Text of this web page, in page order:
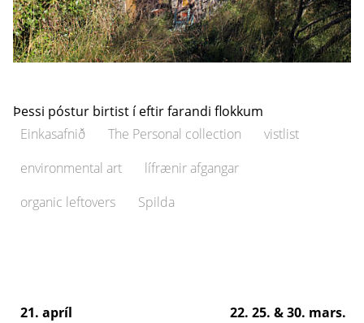
Þessi póstur birtist í eftir farandi flokkum
Einkasafnið
The Personal collection
vistlist
environmental art
lífrænir afgangar
organic leftovers
Spilda
21. apríl 22. 25. & 30. mars.